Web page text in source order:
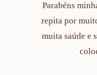
Parabéns
repita por
muita saúde e